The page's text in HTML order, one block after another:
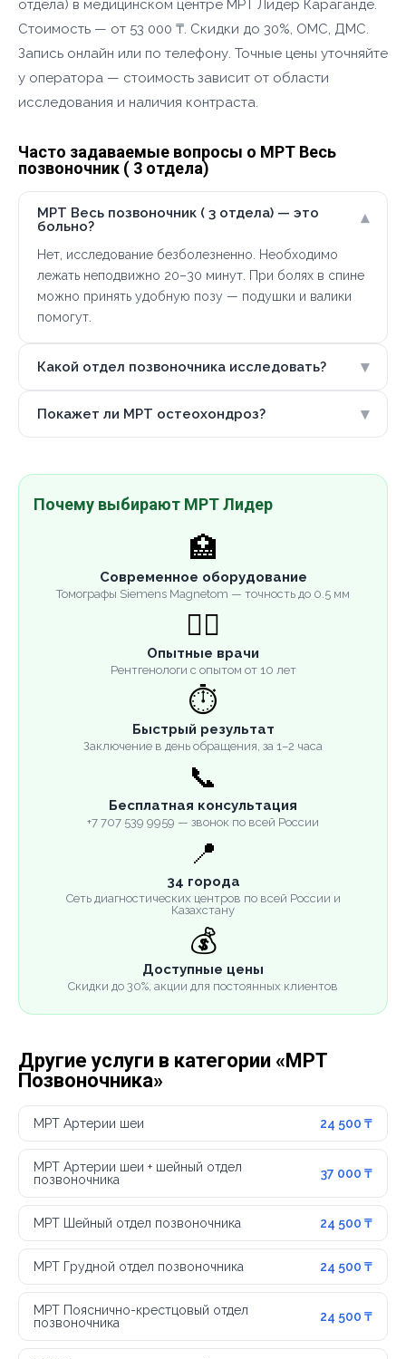
отдела) в медицинском центре МРТ Лидер Караганде.
Стоимость — от 53 000 ₸. Скидки до 30%, ОМС, ДМС.
Запись онлайн или по телефону. Точные цены уточняйте
у оператора — стоимость зависит от области
исследования и наличия контраста.
Часто задаваемые вопросы о МРТ Весь
позвоночник ( 3 отдела)
МРТ Весь позвоночник ( 3 отдела) — это
больно?
▾
Нет, исследование безболезненно. Необходимо
лежать неподвижно 20–30 минут. При болях в спине
можно принять удобную позу — подушки и валики
помогут.
Какой отдел позвоночника исследовать? ▾
Покажет ли МРТ остеохондроз? ▾
Почему выбирают МРТ Лидер
🏥
Современное оборудование
Томографы Siemens Magnetom — точность до 0.5 мм
👨‍⚕️
Опытные врачи
Рентгенологи с опытом от 10 лет
⏱️
Быстрый результат
Заключение в день обращения, за 1–2 часа
📞
Бесплатная консультация
+7 707 539 9959 — звонок по всей России
📍
34 города
Сеть диагностических центров по всей России и
Казахстану
💰
Доступные цены
Скидки до 30%, акции для постоянных клиентов
Другие услуги в категории «МРТ
Позвоночника»
МРТ Артерии шеи 24 500 ₸
МРТ Артерии шеи + шейный отдел
позвоночника
37 000 ₸
МРТ Шейный отдел позвоночника 24 500 ₸
МРТ Грудной отдел позвоночника 24 500 ₸
МРТ Пояснично-крестцовый отдел
позвоночника
24 500 ₸